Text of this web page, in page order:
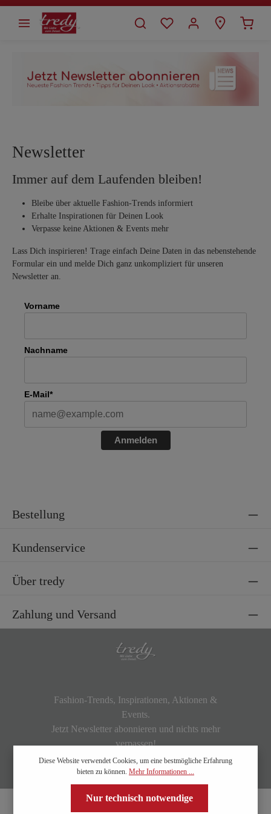
springen
Newsletter
Immer auf dem Laufenden bleiben!
Bleibe über aktuelle Fashion-Trends informiert
Erhalte Inspirationen für Deinen Look
Verpasse keine Aktionen & Events mehr
Lass Dich inspirieren! Trage einfach Deine Daten in das nebenstehende
Formular ein und melde Dich ganz unkompliziert für unseren
Newsletter an.
Vorname
Nachname
E-Mail*
Anmelden
Bestellung
Kundenservice
Über tredy
Zahlung und Versand
Fashion-Trends, Inspirationen, Aktionen &
Events.
Jetzt Newsletter abonnieren und nichts mehr
verpassen!
Diese Website verwendet Cookies, um eine bestmögliche Erfahrung
bieten zu können. Mehr Informationen ...
Nur technisch notwendige